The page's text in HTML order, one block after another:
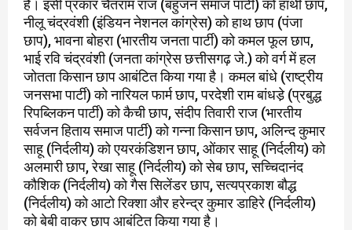
है। इसी प्रकार चैतराम राज (बहुजन समाज पार्टी) को हाथी छाप,
नीलू चंद्रवंशी (इंडियन नेशनल कांग्रेस) को हाथ छाप (पंजा
छाप), भावना बोहरा (भारतीय जनता पार्टी) को कमल फूल छाप,
भाई रवि चंद्रवंशी (जनता कांग्रेस छत्तीसगढ़ जे.) को वर्ग में हल
जोतता किसान छाप आबंटित किया गया है। कमल बांधे (राष्ट्रीय
जनसभा पार्टी) को नारियल फार्म छाप, परदेशी राम बांधडे़ (प्रबुद्ध
रिपब्लिकन पार्टी) को कैची छाप, संदीप तिवारी राज (भारतीय
सर्वजन हिताय समाज पार्टी) को गन्ना किसान छाप, अलिन्द कुमार
साहू (निर्दलीय) को एयरकंडिशन छाप, ओंकार साहू (निर्दलीय) को
अलमारी छाप, रेखा साहू (निर्दलीय) को सेब छाप, सच्चिदानंद
कौशिक (निर्दलीय) को गैस सिलेंडर छाप, सत्यप्रकाश बौद्ध
(निर्दलीय) को आटो रिक्शा और हरेन्द्र कुमार डाहिरे (निर्दलीय)
को बेबी वाकर छाप आबंटित किया गया है।